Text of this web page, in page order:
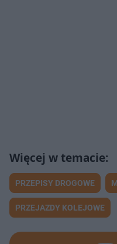
PRZEPISY DROGOWE
PRZEJAZDY KOLEJOWE